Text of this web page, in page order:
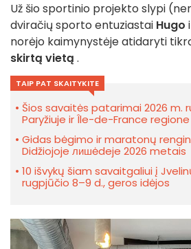
Už šio sportinio projekto slypi
dviračių sporto entuziastai Hugo
norėjo kaimynystėje atidaryti
skirtą vietą .
TAIP PAT SKAITYKITE
Šios savaitės patarimai 2026 m.
Paryžiuje ir Île-de-France regione
Gidas bėgimo ir maratonų
Didžiojoje лишėdeje 2026 metais
10 išvykų šiam savaitgaliui į
rugpjūčio 8–9 d., geros idėjos